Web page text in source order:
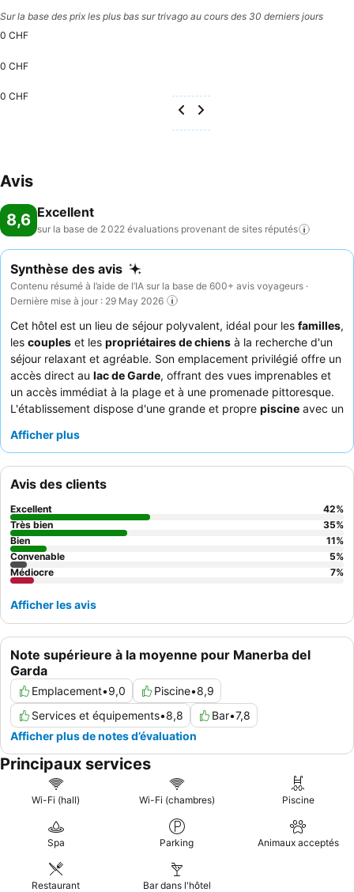
Sur la base des prix les plus bas sur trivago au cours des 30 derniers jours
0 CHF
0 CHF
0 CHF
Avis
8,6 Excellent
sur la base de 2 022 évaluations provenant de sites réputés
Synthèse des avis
Contenu résumé à l’aide de l’IA sur la base de 600+ avis voyageurs ·
Dernière mise à jour : 29 May 2026
Cet hôtel est un lieu de séjour polyvalent, idéal pour les familles,
les couples et les propriétaires de chiens à la recherche d'un
séjour relaxant et agréable. Son emplacement privilégié offre un
accès direct au lac de Garde, offrant des vues imprenables et
un accès immédiat à la plage et à une promenade pittoresque.
L'établissement dispose d'une grande et propre piscine avec un
louent constamment le
propose des pizzas et des pâtes très recommandées. Pour une
expérience plus calme, pensez à demander une chambre
donnant sur le jardin.
Afficher plus
Note supérieure à la moyenne pour Manerba del
Garda
Emplacement•9,0 Piscine•8,9
Services et équipements•8,8 Bar•7,8
Afficher plus de notes d’évaluation
Avis des clients
Excellent 42%
Très bien
35%
Bien
11%
Convenable
5%
Médiocre
7%
Afficher les avis
Principaux services
Wi-Fi (hall) Wi-Fi (chambres) Piscine
Spa Parking Animaux acceptés
Restaurant Bar dans l'hôtel